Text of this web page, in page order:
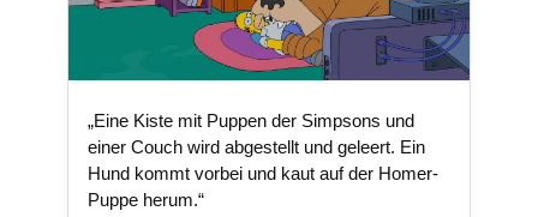
„Eine Kiste mit Puppen der Simpsons und
einer Couch wird abgestellt und geleert. Ein
Hund kommt vorbei und kaut auf der Homer-
Puppe herum.“